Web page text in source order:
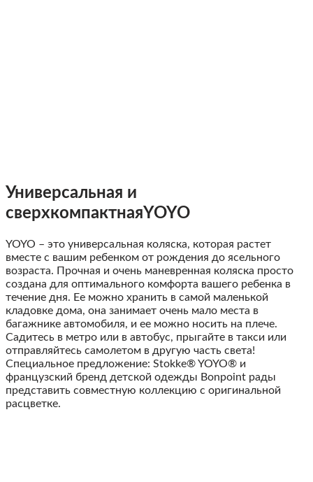
Универсальная и
сверхкомпактнаяYOYO
YOYO – это универсальная коляска, которая растет
вместе с вашим ребенком от рождения до ясельного
возраста. Прочная и очень маневренная коляска просто
создана для оптимального комфорта вашего ребенка в
течение дня. Ее можно хранить в самой маленькой
кладовке дома, она занимает очень мало места в
багажнике автомобиля, и ее можно носить на плече.
Садитесь в метро или в автобус, прыгайте в такси или
отправляйтесь самолетом в другую часть света!
Специальное предложение: Stokke® YOYO® и
французский бренд детской одежды Bonpoint рады
представить совместную коллекцию с оригинальной
расцветке.